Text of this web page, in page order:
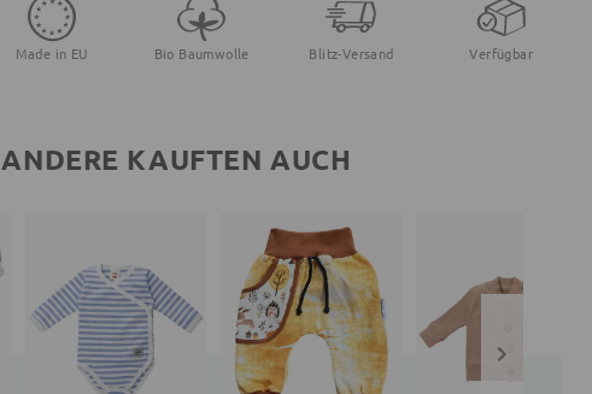
Made in EU Bio Baumwolle Blitz-Versand Verfügbar
ANDERE KAUFTEN AUCH